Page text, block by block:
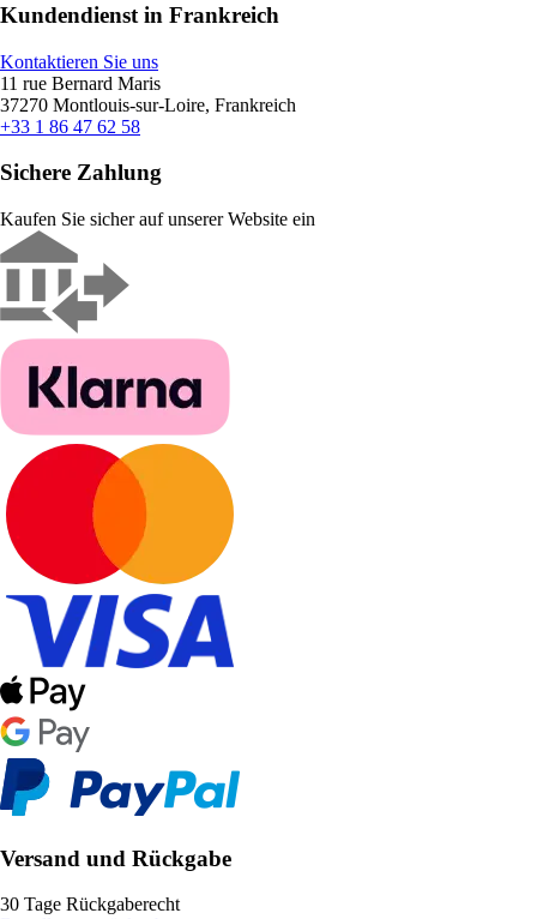
Kundendienst in Frankreich
Kontaktieren Sie uns
11 rue Bernard Maris
37270 Montlouis-sur-Loire, Frankreich
+33 1 86 47 62 58
Sichere Zahlung
Kaufen Sie sicher auf unserer Website ein
Versand und Rückgabe
30 Tage Rückgaberecht